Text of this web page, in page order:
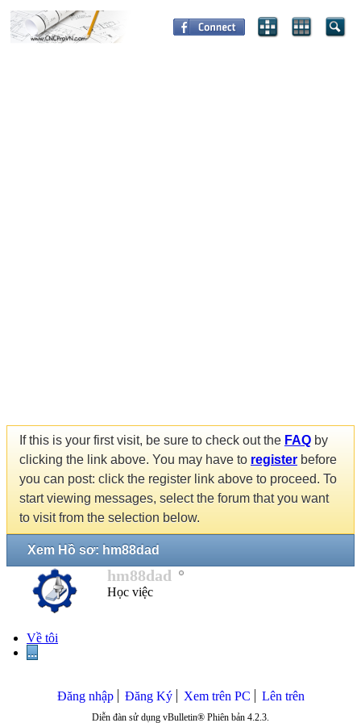
If this is your first visit, be sure to check out the FAQ by
clicking the link above. You may have to register before
you can post: click the register link above to proceed. To
start viewing messages, select the forum that you want
to visit from the selection below.
Xem Hồ sơ: hm88dad
hm88dad
Học việc
Về tôi
...
Đăng nhập Đăng Ký Xem trên PC Lên trên
Diễn đàn sử dụng vBulletin® Phiên bản 4.2.3.